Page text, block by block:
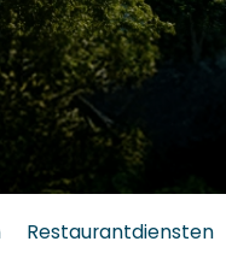
Restaurantdiensten